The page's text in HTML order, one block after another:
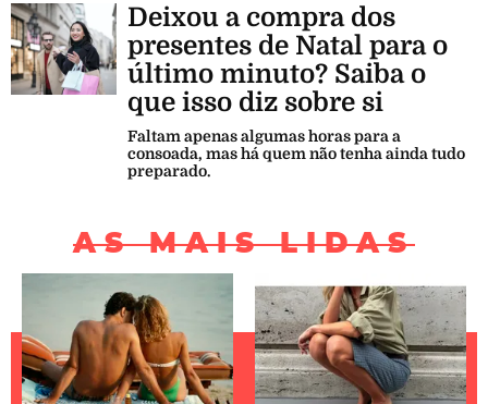
Deixou a compra dos
presentes de Natal para o
último minuto? Saiba o
que isso diz sobre si
Faltam apenas algumas horas para a
consoada, mas há quem não tenha ainda tudo
preparado.
AS MAIS LIDAS